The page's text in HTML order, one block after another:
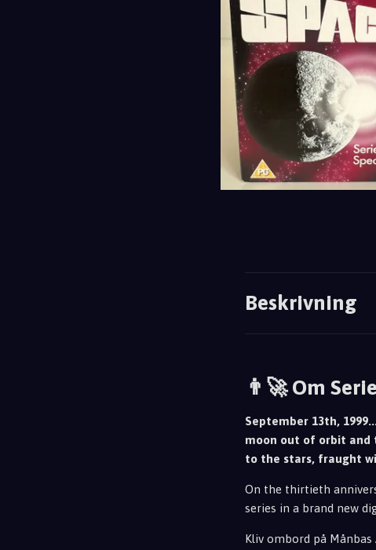
Beskrivning
👨‍🚀 Om
September 13th,
moon out of orbit and
to the stars, fraught
On the thirtieth
series in a brand new
Kliv ombord på